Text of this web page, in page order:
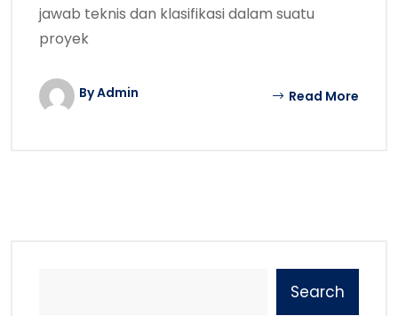
jawab teknis dan klasifikasi dalam suatu
proyek
By Admin Read More
Search